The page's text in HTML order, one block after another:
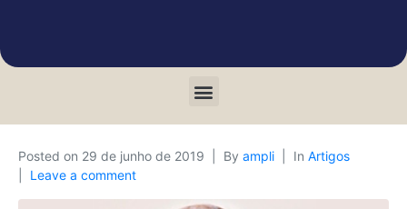
Posted on 29 de junho de 2019 By ampli In Artigos
Leave a comment